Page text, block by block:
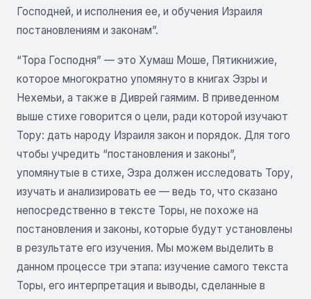
Господней, и исполнения ее, и обучения Израиля
постановлениям и законам”.
“Тора Господня” — это Хумаш Моше, Пятикнижие,
которое многократно упомянуто в книгах Эзры и
Нехемьи, а также в Диврей гаямим. В приведенном
выше стихе говорится о цели, ради которой изучают
Тору: дать народу Израиля закон и порядок. Для того
чтобы учредить “постановления и законы”,
упомянутые в стихе, Эзра должен исследовать Тору,
изучать и анализировать ее — ведь то, что сказано
непосредственно в тексте Торы, не похоже на
постановления и законы, которые будут установлены
в результате его изучения. Мы можем выделить в
данном процессе три этапа: изучение самого текста
Торы, его интерпретация и выводы, сделанные в